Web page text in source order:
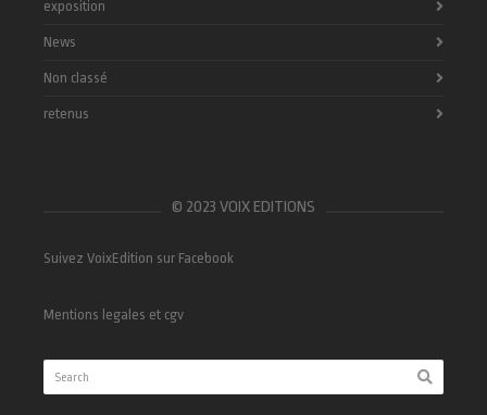
exposition
News
Non classé
retenus
© 2023 VOIX EDITIONS
Suivez VoixEdition sur Facebook
Mentions legales et cgv